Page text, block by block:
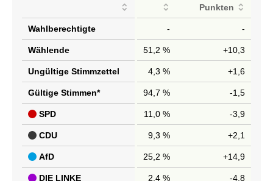
Punkten
Wahlberechtigte - -
Wählende 51,2 % +10,3
Ungültige Stimmzettel 4,3 % +1,6
Gültige Stimmen* 94,7 % -1,5
SPD 11,0 % -3,9
CDU 9,3 % +2,1
AfD 25,2 % +14,9
DIE LINKE 2,4 % -4,8